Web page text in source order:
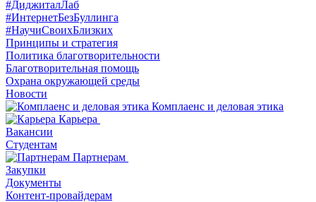
#ДиджиталЛаб
#ИнтернетБезБуллинга
#НаучиСвоихБлизких
Принципы и стратегия
Политика благотворительности
Благотворительная помощь
Охрана окружающей среды
Новости
Комплаенс и деловая этика
Карьера
Вакансии
Студентам
Партнерам
Закупки
Документы
Контент-провайдерам